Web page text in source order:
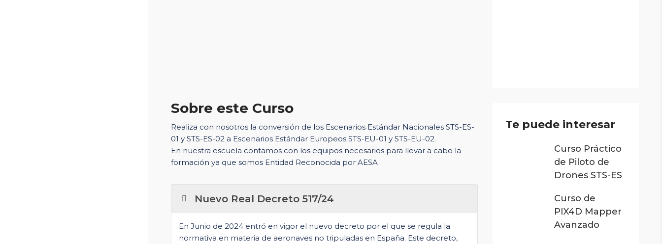
Sobre este Curso
Realiza con nosotros la conversión de los Escenarios Estándar Nacionales STS-ES-
01 y STS-ES-02 a Escenarios Estándar Europeos STS-EU-01 y STS-EU-02.
En nuestra escuela contamos con los equipos necesarios para llevar a cabo la
formación ya que somos Entidad Reconocida por AESA.
Nuevo Real Decreto 517/24
En Junio de 2024 entró en vigor el nuevo decreto por el que se regula la
normativa en materia de aeronaves no tripuladas en España. Este decreto,
Te puede interesar
Curso Práctico
de Piloto de
Drones STS-ES
Curso de
PIX4D Mapper
Avanzado